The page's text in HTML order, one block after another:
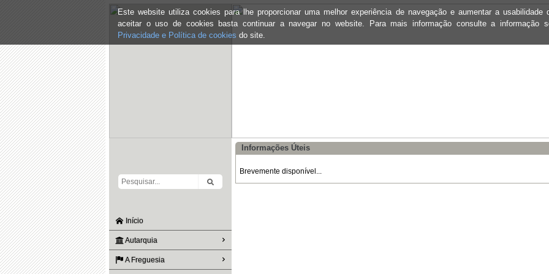
Este website utiliza cookies para lhe proporcionar uma melhor experiência de navegação e aumentar a usabilidade
aceitar o uso de cookies basta continuar a navegar no website. Para mais informação consulte a informação
Privacidade e Política de cookies do site.
Início
Autarquia
A Freguesia
Informações Úteis
Brevemente disponível...